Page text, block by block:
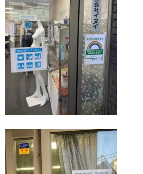
RECRUIT
BLOG